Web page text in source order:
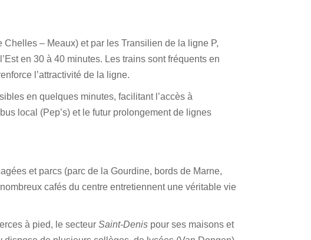
Chelles – Meaux) et par les Transilien de la ligne P,
en 30 à 40 minutes. Les trains sont fréquents en
l’attractivité de la ligne.
en quelques minutes, facilitant l’accès à
local (Pep’s) et le futur prolongement de lignes
et parcs (parc de la Gourdine, bords de Marne,
cafés du centre entretiennent une véritable vie
à pied, le secteur Saint-Denis pour ses maisons et